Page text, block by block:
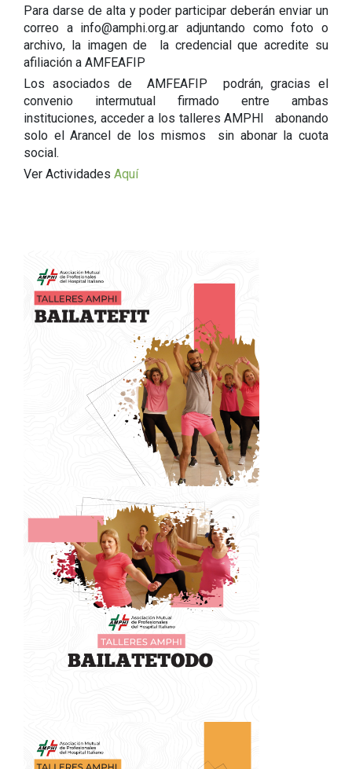
Para darse de alta y poder participar deberán enviar un
correo a info@amphi.org.ar adjuntando como foto o
archivo, la imagen de la credencial que acredite su
afiliación a AMFEAFIP
Los asociados de AMFEAFIP podrán, gracias el
convenio intermutual firmado entre ambas
instituciones, acceder a los talleres AMPHI abonando
solo el Arancel de los mismos sin abonar la cuota
social.
Ver Actividades Aquí